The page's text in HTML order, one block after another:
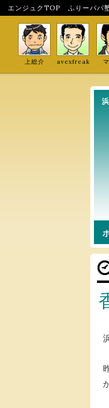
エンジュクTOP ふりーパパ
上総介 avexfreak